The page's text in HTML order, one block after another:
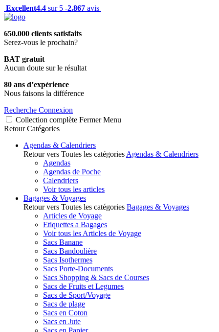
Excellent4.4 sur 5 -2.867 avis
650.000 clients satisfaits
Serez-vous le prochain?
BAT gratuit
Aucun doute sur le résultat
80 ans d’expérience
Nous faisons la différence
Recherche Connexion
Collection complète Fermer Menu
Retour Catégories
Agendas & Calendriers
Retour vers Toutes les catégories Agendas & Calendriers
Agendas
Agendas de Poche
Calendriers
Voir tous les articles
Bagages & Voyages
Retour vers Toutes les catégories Bagages & Voyages
Articles de Voyage
Etiquettes a Bagages
Voir tous les Articles de Voyage
Sacs Banane
Sacs Bandoulière
Sacs Isothermes
Sacs Porte-Documents
Sacs Shopping & Sacs de Courses
Sacs de Fruits et Legumes
Sacs de Sport/Voyage
Sacs de plage
Sacs en Coton
Sacs en Jute
Sacs en Papier